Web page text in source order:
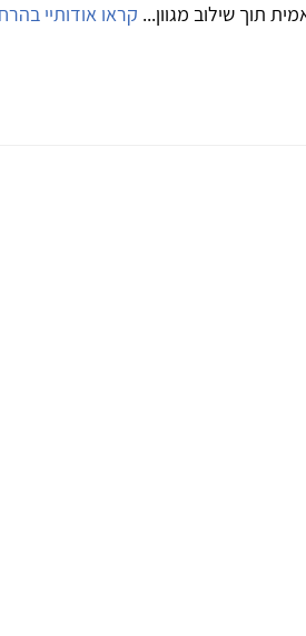
תוך שילוב מגוון... קראו אודותיי